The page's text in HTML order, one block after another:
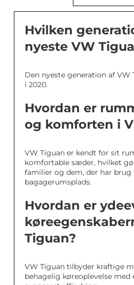
Hvilken
nyeste VW
Den nyeste generation af VW
i 2020.
Hvordan er
og komforten i
VW Tiguan er kendt for sit
komfortable sæder, hvilket
familier og dem, der har brug
bagagerumsplads.
Hvordan er
Tiguan?
VW Tiguan tilbyder kraftige
behagelig køreoplevelse med